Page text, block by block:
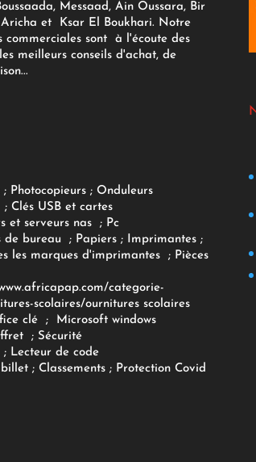
Messaad, Ain Oussara, Bir
et Ksar El Boukhari. Notre
commerciales sont à l'écoute des
meilleurs conseils d'achat, de
; Photocopieurs; Onduleurs
; Clés USB et cartes
et serveurs nas ; Pc
de bureau ; Papiers; Imprimantes;
les marques d'imprimantes ; Pièces
categorie-
scolaires/ournitures scolaires
clé ;
Microsoft windows
; Sécurité
; Lecteur de code
billet; Classements ; Protection Covid